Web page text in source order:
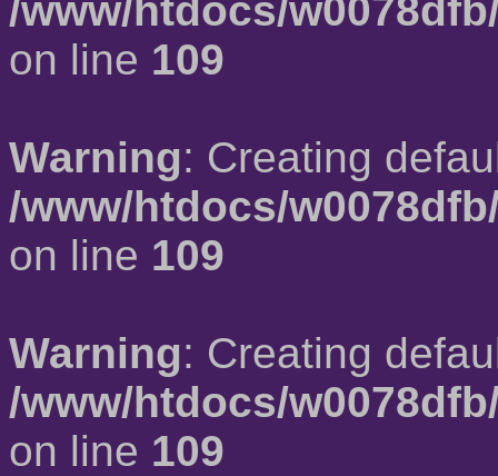
/www/htdocs/
on line 109
Warning: Creating
/www/htdocs/
on line 109
Warning: Creating
/www/htdocs/
on line 109